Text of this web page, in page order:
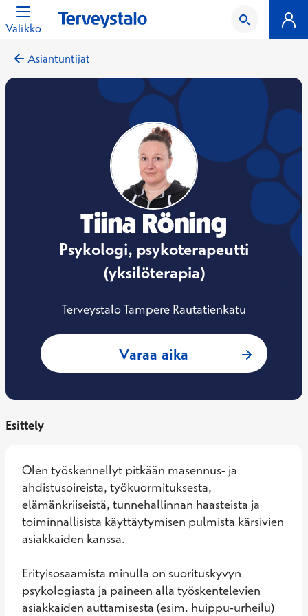
Valikko
Asiantuntijat
Tiina Röning
Psykologi, psykoterapeutti
(yksilöterapia)
Terveystalo Tampere Rautatienkatu
Varaa aika : Tiina Röning,
Esittely
Olen työskennellyt pitkään masennus- ja
ahdistusoireista, työkuormituksesta,
elämänkriiseistä, tunnehallinnan haasteista ja
toiminnallisista käyttäytymisen pulmista kärsivien
asiakkaiden kanssa.
Erityisosaamista minulla on suorituskyvyn
psykologiasta ja paineen alla työskentelevien
asiakkaiden auttamisesta (esim. huippu-urheilu)